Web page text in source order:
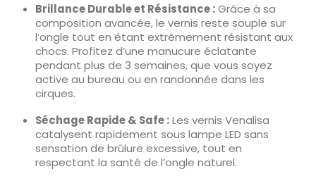
Brillance Durable et Résistance :Grâce à sa
composition avancée, le vernis reste souple sur
l’ongle tout en étant extrêmement résistant aux
chocs. Profitez d’une manucure éclatante
pendant plus de 3 semaines, que vous soyez
active au bureau ou en randonnée dans les
cirques.
Séchage Rapide & Safe :Les vernis Venalisa
catalysent rapidement sous lampe LED sans
sensation de brûlure excessive, tout en
respectant la santé de l’ongle naturel.